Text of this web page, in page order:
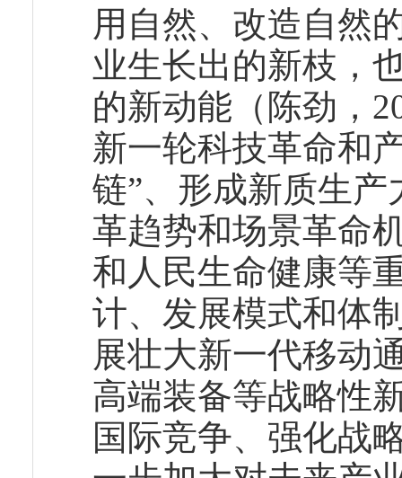
用自然、改造自然
业生长出的新枝，
的新动能（陈劲，
新一轮科技革命和
链”、形成新质生
革趋势和场景革命
和人民生命健康等
计、发展模式和体
展壮大新一代移动
高端装备等战略性
国际竞争、强化战